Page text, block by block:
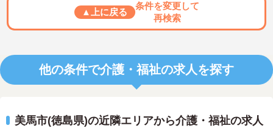
▲上に戻る
条件を変更して
再検索
他の条件で介護・福祉の求人を探す
美馬市(徳島県)の近隣エリアから介護・福祉の求人